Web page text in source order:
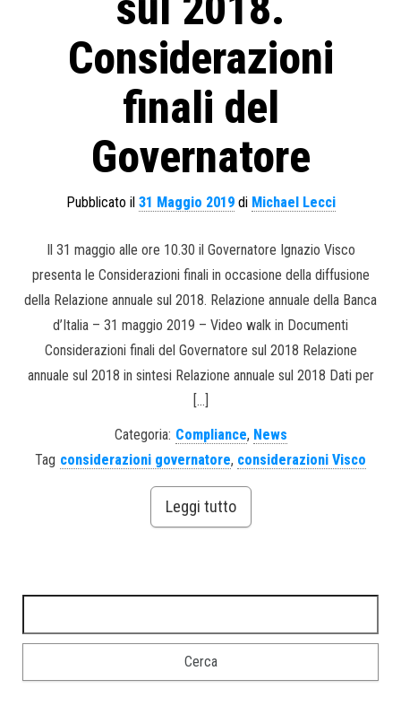
Considerazioni
finali del
Governatore
Pubblicato il 31 Maggio 2019di Michael Lecci
Il 31 maggio alle ore 10.30 il Governatore Ignazio Visco
presenta le Considerazioni finali in occasione della diffusione
della Relazione annuale sul 2018. Relazione annuale della Banca
d’Italia – 31 maggio 2019 – Video walk in Documenti
Considerazioni finali del Governatore sul 2018 Relazione
annuale sul 2018 in sintesi Relazione annuale sul 2018 Dati per
[…]
Categoria: Compliance, News
Tag considerazioni governatore, considerazioni Visco
Leggi tutto